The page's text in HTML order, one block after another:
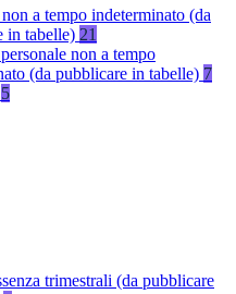
a tempo indeterminato (da
in tabelle) 21
non a tempo
(da pubblicare in tabelle) 7
5
trimestrali (da pubblicare